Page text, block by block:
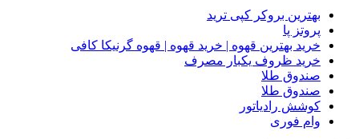
بهترین بروکر کپی ترید
پروتز پا
خرید بهترین قهوه | خرید قهوه | قهوه گرنیکا کافی
خرید ظروف یکبار مصرف
صندوق طلا
صندوق طلا
کوشش رادیاتور
وام فوری